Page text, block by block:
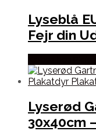
Lyseblå
Fejr din
Lyserød
30x40cm